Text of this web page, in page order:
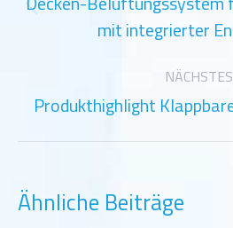
mit integrierter
NÄCHSTES
Produkthighlight
Ähnliche Beiträge